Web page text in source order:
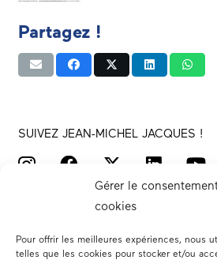
Gérer le
cookies
Pour offrir les meilleures expériences, nous
telles que les cookies pour stocker et/ou
Partagez !
SUIVEZ JEAN-MICHEL JACQUES !